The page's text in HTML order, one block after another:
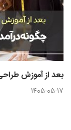
بعد از آموزش
1405-05-17